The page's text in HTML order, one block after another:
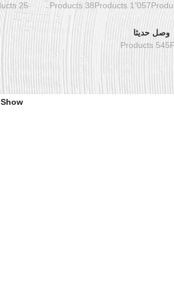
1٬057 Products
38 Products
25 Products
وصل حديثا
545 Products
Show